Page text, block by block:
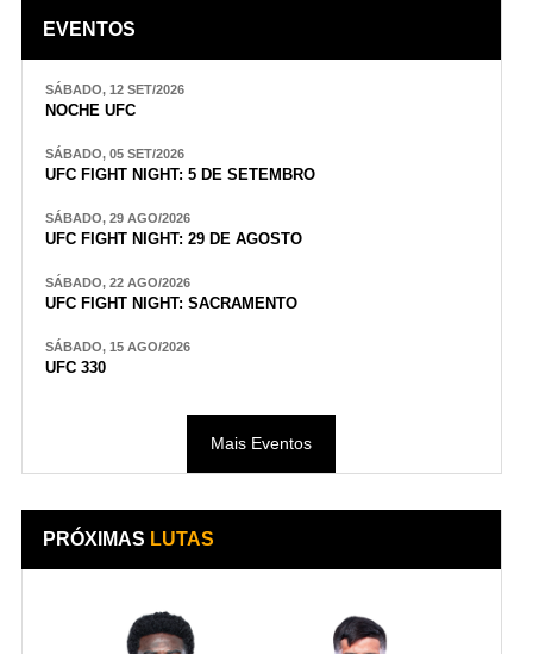
EVENTOS
SÁBADO, 12 SET/2026
NOCHE UFC
SÁBADO, 05 SET/2026
UFC FIGHT NIGHT: 5 DE SETEMBRO
SÁBADO, 29 AGO/2026
UFC FIGHT NIGHT: 29 DE AGOSTO
SÁBADO, 22 AGO/2026
UFC FIGHT NIGHT: SACRAMENTO
SÁBADO, 15 AGO/2026
UFC 330
Mais Eventos
PRÓXIMAS LUTAS